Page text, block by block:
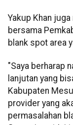
Yakup Khan
bersama
blank spot area
"Saya berharap
lanjutan yang
Kabupaten
provider yang
permasalahan